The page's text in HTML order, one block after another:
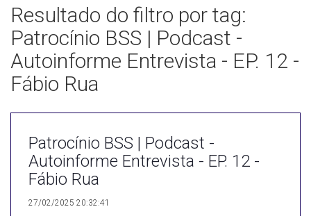
Resultado do filtro por tag:
Patrocínio BSS | Podcast -
Autoinforme Entrevista - EP. 12 -
Fábio Rua
Patrocínio BSS | Podcast -
Autoinforme Entrevista - EP. 12 -
Fábio Rua
27/02/2025 20:32:41